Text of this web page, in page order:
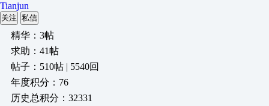
Tianjun
关注 私信
精华：3帖
求助：41帖
帖子：510帖 | 5540回
年度积分：76
历史总积分：32331